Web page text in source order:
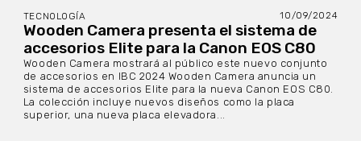
TECNOLOGÍA 10/09/2024
Wooden Camera presenta el sistema de
accesorios Elite para la Canon EOS C80
Wooden Camera mostrará al público este nuevo conjunto
de accesorios en IBC 2024 Wooden Camera anuncia un
sistema de accesorios Elite para la nueva Canon EOS C80.
La colección incluye nuevos diseños como la placa
superior, una nueva placa elevadora...